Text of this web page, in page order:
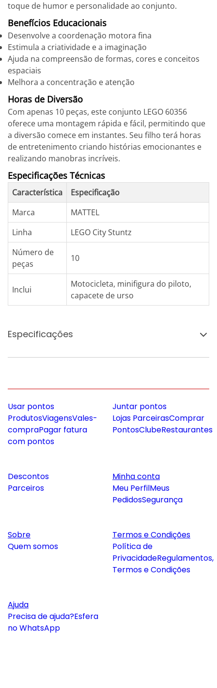
toque de humor e personalidade ao conjunto.
Benefícios Educacionais
Desenvolve a coordenação motora fina
Estimula a criatividade e a imaginação
Ajuda na compreensão de formas, cores e conceitos
espaciais
Melhora a concentração e atenção
Horas de Diversão
Com apenas 10 peças, este conjunto LEGO 60356
oferece uma montagem rápida e fácil, permitindo que
a diversão comece em instantes. Seu filho terá horas
de entretenimento criando histórias emocionantes e
realizando manobras incríveis.
Especificações Técnicas
Característica
Especificação
Marca
MATTEL
Linha
LEGO City Stuntz
Número de
peças
10
Inclui
Motocicleta, minifigura do piloto,
capacete de urso
Especificações
Usar pontos
ProdutosViagensVales-
compraPagar fatura
com pontos
Juntar pontos
Lojas ParceirasComprar
PontosClubeRestaurantes
Descontos
Parceiros
Minha conta
Meu PerfilMeus
PedidosSegurança
Sobre
Quem somos
Termos e Condições
Política de
PrivacidadeRegulamentos,
Termos e Condições
Ajuda
Precisa de ajuda?Esfera
no WhatsApp